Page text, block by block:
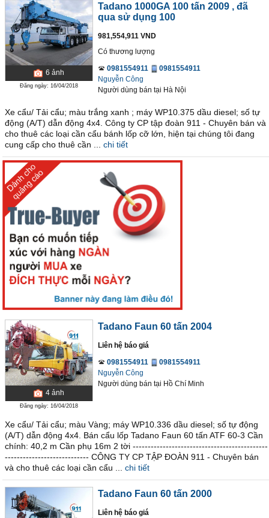
6 ảnh
Đăng ngày: 16/04/2018
Tadano 1000GA 100 tấn 2009 , đã
qua sử dụng 100
981,554,911 VND
Có thương lượng
0981554911
0981554911
Nguyễn Công
Người dùng bán tại Hà Nội
Xe cẩu/ Tải cẩu; màu trắng xanh ; máy WP10.375 dầu diesel; số tự
động (A/T) dẫn động 4x4. Công ty CP tập đoàn 911 - Chuyên bán và
cho thuê các loại cần cẩu bánh lốp cỡ lớn, hiện tại chúng tôi đang
cung cấp cho thuê cần ...
chi tiết
4 ảnh
Đăng ngày: 16/04/2018
Tadano Faun 60 tấn 2004
Liên hệ báo giá
0981554911
0981554911
Nguyễn Công
Người dùng bán tại Hồ Chí Minh
Xe cẩu/ Tải cẩu; màu Vàng; máy WP10.336 dầu diesel; số tự động
(A/T) dẫn động 4x4. Bán cẩu lốp Tadano Faun 60 tấn ATF 60-3 Cần
chính: 40,2 m Cần phụ 16m 2 tời ---------------------------------------------
---------------------------- CÔNG TY CP TẬP ĐOÀN 911 - Chuyên bán
và cho thuê các loại cần cẩu ...
chi tiết
Tadano Faun 60 tấn 2000
Liên hệ báo giá